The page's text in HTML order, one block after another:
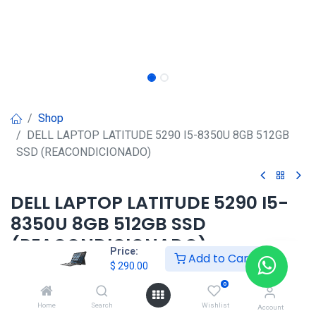
Price:
$ 290.00 Add to Cart
Home Search
0
Wishlist Account
Shop
DELL LAPTOP LATITUDE 5290 I5-8350U 8GB 512GB
SSD (REACONDICIONADO)
DELL LAPTOP LATITUDE 5290 I5-
8350U 8GB 512GB SSD
(REACONDICIONADO)